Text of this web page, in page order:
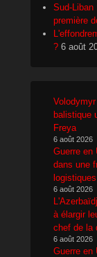
Sud-
première
? 6 août
balistique
Freya
6 août 2026
Guerre en
dans une
6 août 2026
à élargir
chef de la
6 août 2026
Guerre en